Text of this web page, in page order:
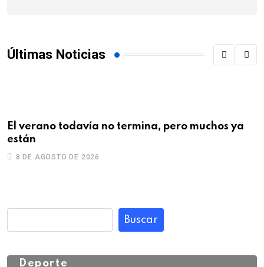
Últimas Noticias
El verano todavía no termina, pero muchos ya
están
8 DE AGOSTO DE 2026
Buscar
Deporte